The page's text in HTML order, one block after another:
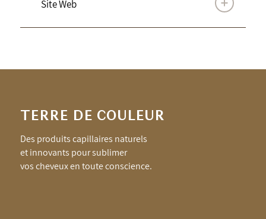
Site Web
TERRE DE COULEUR
Des produits capillaires naturels
et innovants pour sublimer
vos cheveux en toute conscience.